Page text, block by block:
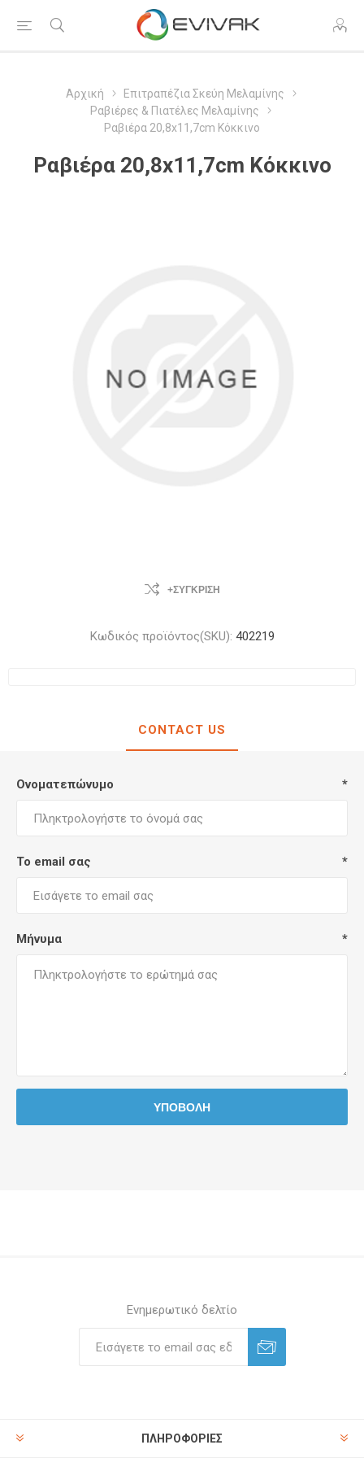
Αρχική
Επιτραπέζια Σκεύη Μελαμίνης
Ραβιέρες & Πιατέλες Μελαμίνης
Ραβιέρα 20,8x11,7cm Κόκκινο
Ραβιέρα 20,8x11,7cm Κόκκινο
+ΣΎΓΚΡΙΣΗ
Κωδικός προϊόντος(SKU): 402219
CONTACT US
Ονοματεπώνυμο *
Το email σας *
Μήνυμα *
Ενημερωτικό δελτίο
ΠΛΗΡΟΦΟΡΊΕΣ